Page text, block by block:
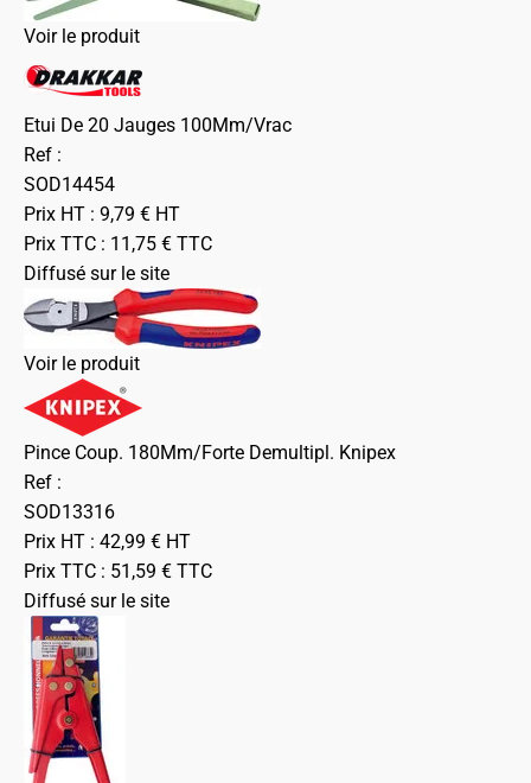
Voir le produit
Etui De 20 Jauges 100Mm/Vrac
Ref :
SOD14454
Prix HT : 9,79 € HT
Prix TTC : 11,75 € TTC
Diffusé sur le site
Voir le produit
Pince Coup. 180Mm/Forte Demultipl. Knipex
Ref :
SOD13316
Prix HT : 42,99 € HT
Prix TTC : 51,59 € TTC
Diffusé sur le site